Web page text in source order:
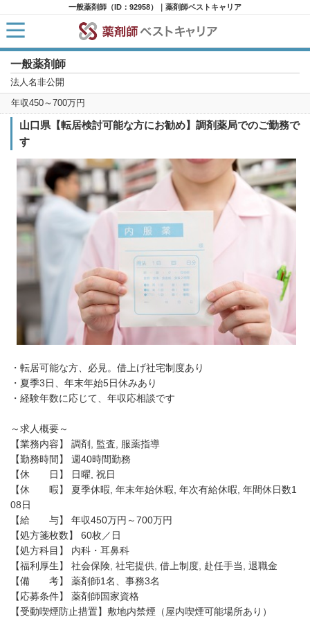
一般薬剤師（ID：92958）｜薬剤師ベストキャリア
一般薬剤師
法人名非公開
年収450～700万円
山口県【転居検討可能な方にお勧め】調剤薬局でのご勤務で
す
・転居可能な方、必見。借上げ社宅制度あり
・夏季3日、年末年始5日休みあり
・経験年数に応じて、年収応相談です
～求人概要～
【業務内容】 調剤, 監査, 服薬指導
【勤務時間】 週40時間勤務
【休 日】 日曜, 祝日
【休 暇】 夏季休暇, 年末年始休暇, 年次有給休暇, 年間休日数1
08日
【給 与】 年収450万円～700万円
【処方箋枚数】 60枚／日
【処方科目】 内科・耳鼻科
【福利厚生】 社会保険, 社宅提供, 借上制度, 赴任手当, 退職金
【備 考】 薬剤師1名、事務3名
【応募条件】 薬剤師国家資格
【受動喫煙防止措置】敷地内禁煙（屋内喫煙可能場所あり）
HOME
求人検索
新着求人
求人ランキング
キャリアアドバイザー紹介
コラム
転職支援サービスに申し込む